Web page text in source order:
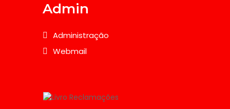
Admin
Administração
Webmail